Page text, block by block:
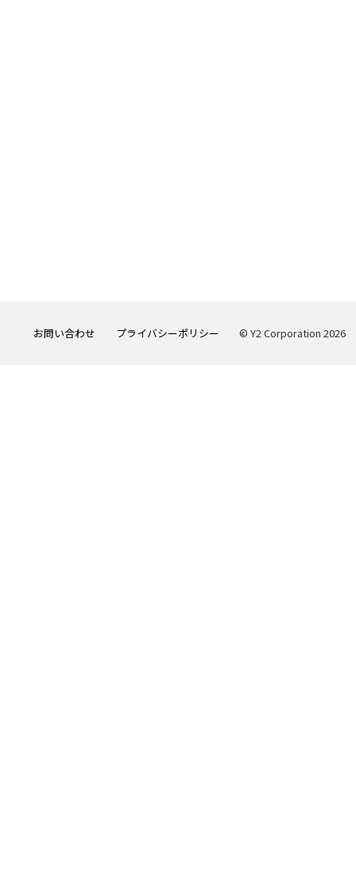
お問い合わせ プライバシーポリシー © Y2 Corporation 2026